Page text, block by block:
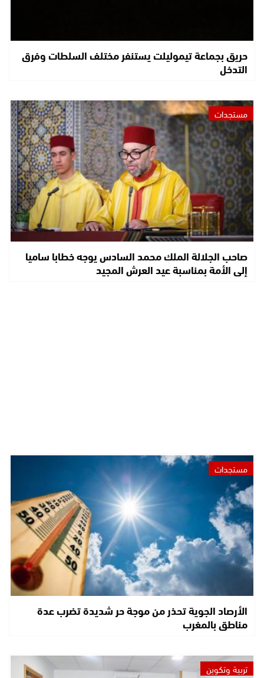
حريق بجماعة تيموليلت يستنفر مختلف السلطات وفرق
التدخل
مستجدات
صاحب الجلالة الملك محمد السادس يوجه خطابا ساميا
إلى الأمة بمناسبة عيد العرش المجيد
مستجدات
الأرصاد الجوية تحذر من موجة حر شديدة تضرب عدة
مناطق بالمغرب
تربية وتكوين